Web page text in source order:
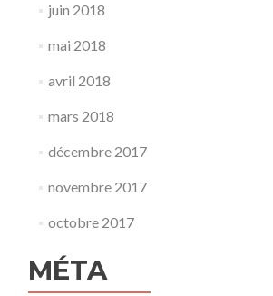
juin 2018
mai 2018
avril 2018
mars 2018
décembre 2017
novembre 2017
octobre 2017
MÉTA